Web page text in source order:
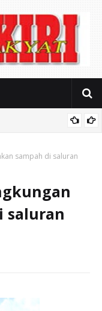
Penganiayaan
sampah di saluran
saluran